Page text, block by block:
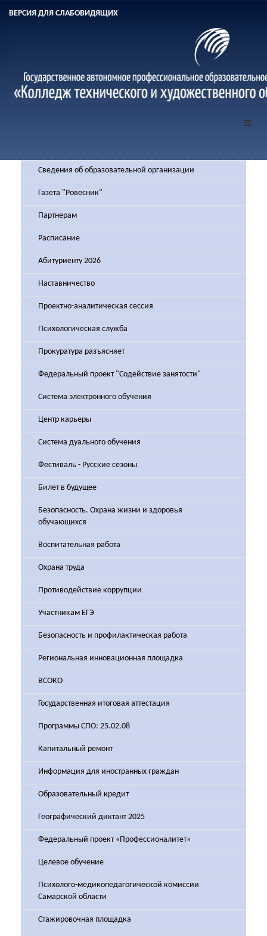
ВЕРСИЯ ДЛЯ СЛАБОВИДЯЩИХ
Сведения об образовательной организации
Газета "Ровесник"
Партнерам
Расписание
Абитуриенту 2026
Наставничество
Проектно-аналитическая сессия
Психологическая служба
Прокуратура разъясняет
Федеральный проект "Содействие занятости"
Система электронного обучения
Центр карьеры
Система дуального обучения
Фестиваль - Русские сезоны
Билет в будущее
Безопасность. Охрана жизни и здоровья
обучающихся
Воспитательная работа
Охрана труда
Противодействие коррупции
Участникам ЕГЭ
Безопасность и профилактическая работа
Региональная инновационная площадка
ВСОКО
Государственная итоговая аттестация
Программы СПО: 25.02.08
Капитальный ремонт
Информация для иностранных граждан
Образовательный кредит
Географический диктант 2025
Федеральный проект «Профессионалитет»
Целевое обучение
Психолого-медикопедагогической комиссии
Самарской области
Стажировочная площадка